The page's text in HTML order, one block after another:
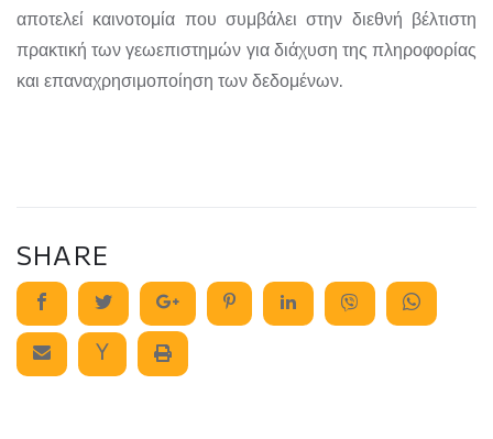
αποτελεί καινοτομία που συμβάλει στην διεθνή βέλτιστη
πρακτική των γεωεπιστημών για διάχυση της πληροφορίας
και επαναχρησιμοποίηση των δεδομένων.
SHARE